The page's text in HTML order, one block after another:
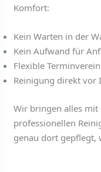
Komfort:
Kein Warten in der
Kein Aufwand für
Flexible
Reinigung direkt vor
Wir bringen alles mit
professionellen
genau dort gepflegt,